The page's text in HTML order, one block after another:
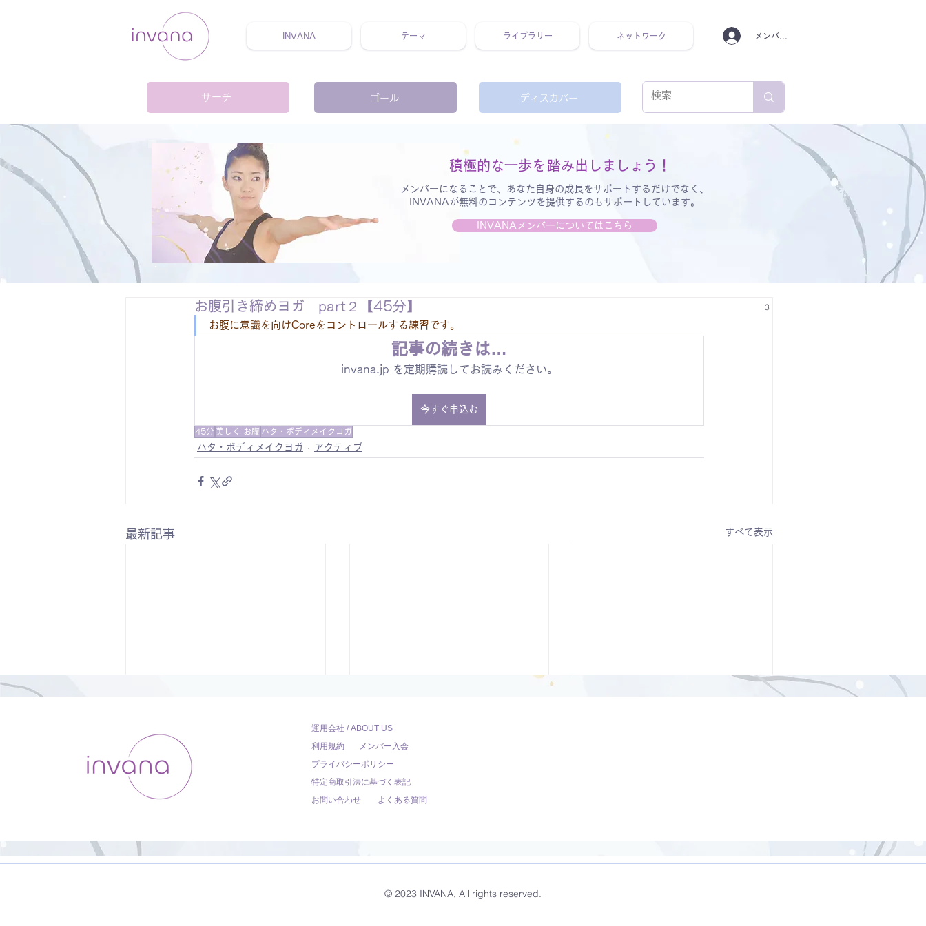
INVANA テーマ ライブラリー ネットワーク メンバーログイン
サーチ ゴール ディスカバー
積極的な一歩を
メンバーになることで、あなた自身の成長をサポートするだけでなく、
INVANAが無料のコンテンツを提供するのもサポートしています。
INVANAメンバーについてはこちら
踏み出しましょう！
お腹引き締めヨガ part２【45分】
お腹に意識を向けCoreをコントロールする練習です。
記事の続きは…
invana.jp を定期購読してお読みください。
今すぐ申込む
45分 美しく お腹 ハタ・ボディメイクヨガ
ハタ・ボディメイクヨガ アクティブ
最新記事 すべて表示
分】
3
運用会社 / ABOUT US
利用規約
メンバー入会
プライバシーポリシー
特定商取引法に基づく表記
お問い合わせ
よくある質問
© 2023 INVANA, All rights reserved.